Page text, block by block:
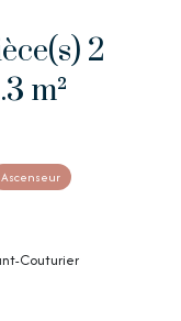
chambre(s) 62.3 m²
Ascenseur
Couturier